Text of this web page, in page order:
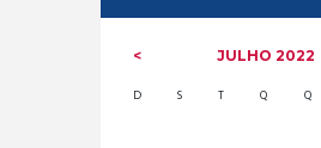
JULHO 2022
D S T Q Q